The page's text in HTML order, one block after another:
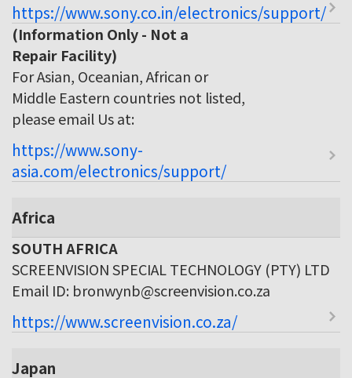
https://www.sony.co.in/electronics/support/
(Information Only - Not a
Repair Facility)
For Asian, Oceanian, African or
Middle Eastern countries not listed,
please email Us at:
https://www.sony-
asia.com/electronics/support/
Africa
SOUTH AFRICA
SCREENVISION SPECIAL TECHNOLOGY (PTY) LTD
Email ID: bronwynb@screenvision.co.za
https://www.screenvision.co.za/
Japan